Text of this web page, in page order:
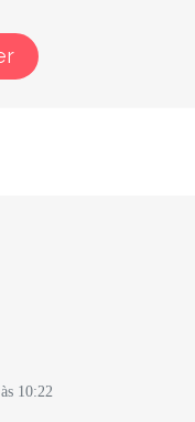
10:22